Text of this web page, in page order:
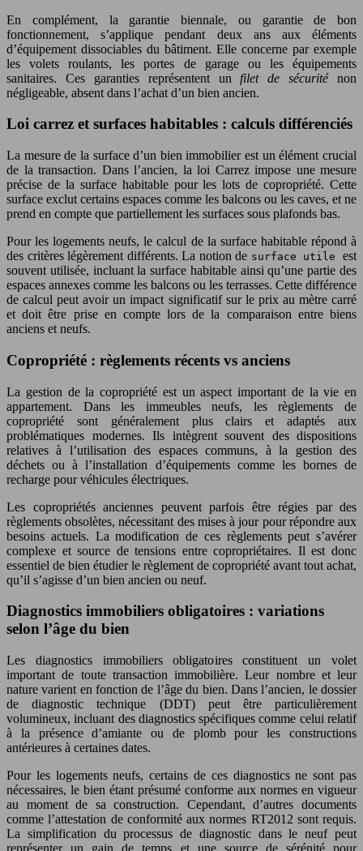
En complément, la garantie biennale, ou garantie de bon
fonctionnement, s’applique pendant deux ans aux éléments
d’équipement dissociables du bâtiment. Elle concerne par exemple
les volets roulants, les portes de garage ou les équipements
sanitaires. Ces garanties représentent un filet de sécurité non
négligeable, absent dans l’achat d’un bien ancien.
Loi carrez et surfaces habitables : calculs différenciés
La mesure de la surface d’un bien immobilier est un élément crucial
de la transaction. Dans l’ancien, la loi Carrez impose une mesure
précise de la surface habitable pour les lots de copropriété. Cette
surface exclut certains espaces comme les balcons ou les caves, et ne
prend en compte que partiellement les surfaces sous plafonds bas.
Pour les logements neufs, le calcul de la surface habitable répond à
des critères légèrement différents. La notion de surface utileest
souvent utilisée, incluant la surface habitable ainsi qu’une partie des
espaces annexes comme les balcons ou les terrasses. Cette différence
de calcul peut avoir un impact significatif sur le prix au mètre carré
et doit être prise en compte lors de la comparaison entre biens
anciens et neufs.
Copropriété : règlements récents vs anciens
La gestion de la copropriété est un aspect important de la vie en
appartement. Dans les immeubles neufs, les règlements de
copropriété sont généralement plus clairs et adaptés aux
problématiques modernes. Ils intègrent souvent des dispositions
relatives à l’utilisation des espaces communs, à la gestion des
déchets ou à l’installation d’équipements comme les bornes de
recharge pour véhicules électriques.
Les copropriétés anciennes peuvent parfois être régies par des
règlements obsolètes, nécessitant des mises à jour pour répondre aux
besoins actuels. La modification de ces règlements peut s’avérer
complexe et source de tensions entre copropriétaires. Il est donc
essentiel de bien étudier le règlement de copropriété avant tout achat,
qu’il s’agisse d’un bien ancien ou neuf.
Diagnostics immobiliers obligatoires : variations
selon l’âge du bien
Les diagnostics immobiliers obligatoires constituent un volet
important de toute transaction immobilière. Leur nombre et leur
nature varient en fonction de l’âge du bien. Dans l’ancien, le dossier
de diagnostic technique (DDT) peut être particulièrement
volumineux, incluant des diagnostics spécifiques comme celui relatif
à la présence d’amiante ou de plomb pour les constructions
antérieures à certaines dates.
Pour les logements neufs, certains de ces diagnostics ne sont pas
nécessaires, le bien étant présumé conforme aux normes en vigueur
au moment de sa construction. Cependant, d’autres documents
comme l’attestation de conformité aux normes RT2012 sont requis.
La simplification du processus de diagnostic dans le neuf peut
représenter un gain de temps et une source de sérénité pour